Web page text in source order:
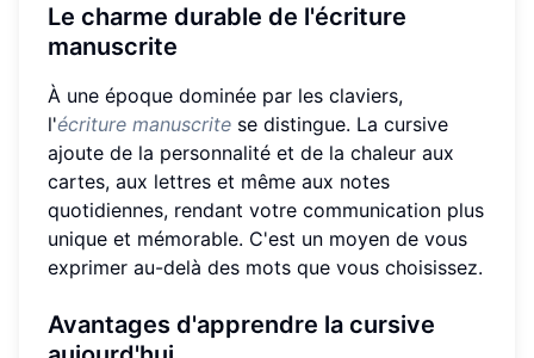
Le charme durable de l'écriture
manuscrite
À une époque dominée par les claviers,
l'écriture manuscrite se distingue. La cursive
ajoute de la personnalité et de la chaleur aux
cartes, aux lettres et même aux notes
quotidiennes, rendant votre communication plus
unique et mémorable. C'est un moyen de vous
exprimer au-delà des mots que vous choisissez.
Avantages d'apprendre la cursive